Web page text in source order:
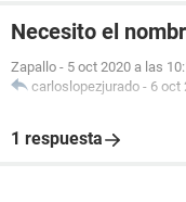
Necesito el
Zapallo - 5 oct 2020 a las
carloslopezjurado - 6 oct
1 respuesta